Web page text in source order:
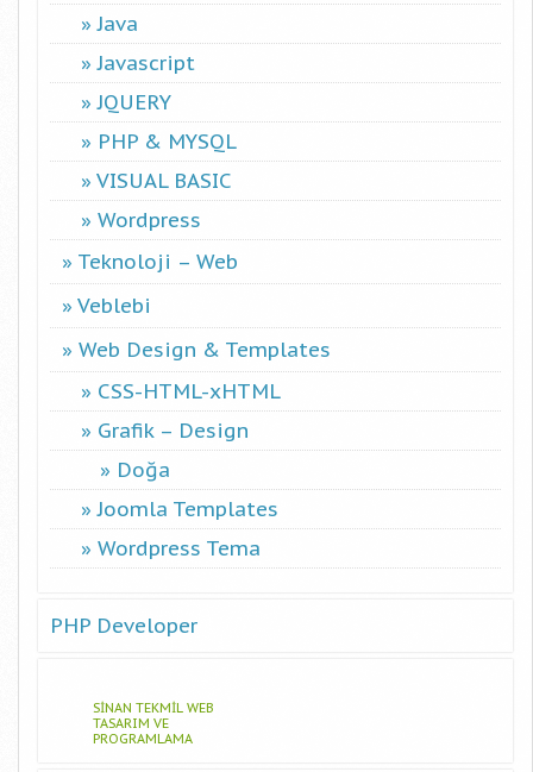
Java
Javascript
JQUERY
PHP & MYSQL
VISUAL BASIC
Wordpress
Teknoloji – Web
Veblebi
Web Design & Templates
CSS-HTML-xHTML
Grafik – Design
Doğa
Joomla Templates
Wordpress Tema
PHP Developer
SINAN TEKMIL WEB
TASARIM VE
PROGRAMLAMA